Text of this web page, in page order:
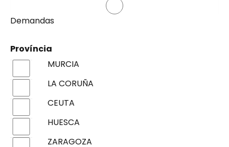
Demandas
Província
MURCIA
LA CORUÑA
CEUTA
HUESCA
ZARAGOZA